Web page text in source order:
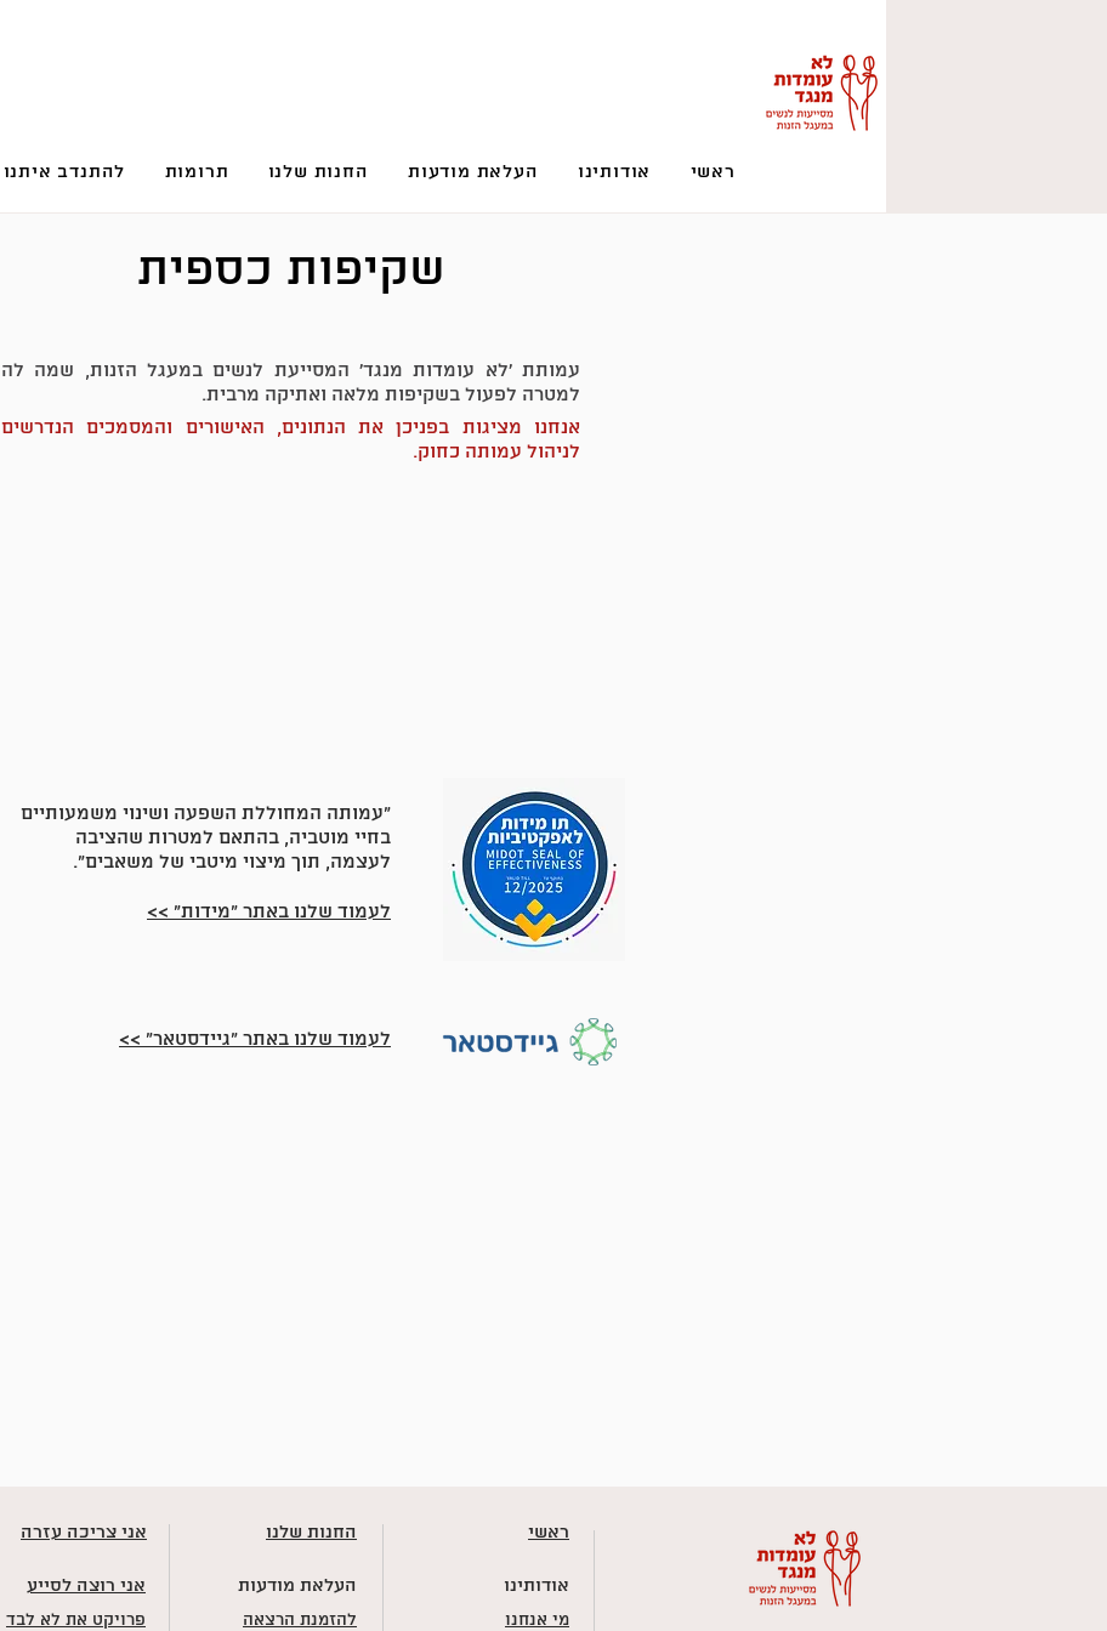
ראשי אודותינו העלאת מודעות החנות שלנו תרומות להתנדב איתנו
שקיפות כספית
עמותת 'לא עומדות מנגד' המסייעת לנשים במעגל הזנות, שמה לה
למטרה לפעול בשקיפות מלאה ואתיקה מרבית.
אנחנו מציגות בפניכן את הנתונים, האישורים והמסמכים הנדרשים
לניהול עמותה כחוק.
"עמותה המחוללת השפעה ושינוי משמעותיים
בחיי מוטביה, בהתאם למטרות שהציבה
לעצמה, תוך מיצוי מיטבי של משאבים".
לעמוד שלנו באתר "מידות" >>
לעמוד שלנו באתר "גיידסטאר" >>
אני צריכה עזרה
אני רוצה לסייע
פרויקט את לא לבד
החנות שלנו
העלאת מודעות
להזמנת הרצאה
ראשי
אודותינו
מי אנחנו